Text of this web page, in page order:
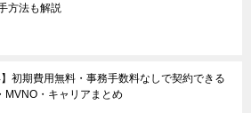
方法も解説
】初期費用無料・事務手数料なしで契約できる
MVNO・キャリアまとめ